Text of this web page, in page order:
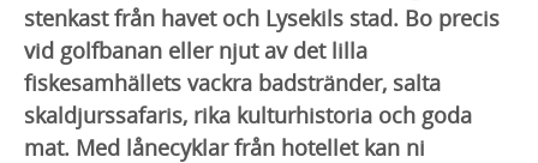
stenkast från havet och Lysekils stad. Bo precis
vid golfbanan eller njut av det lilla
fiskesamhällets vackra badstränder, salta
skaldjurssafaris, rika kulturhistoria och goda
mat. Med lånecyklar från hotellet kan ni